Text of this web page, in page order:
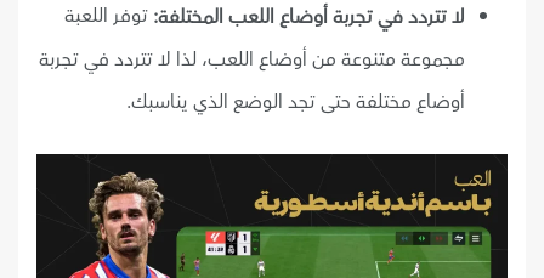
لا تتردد في تجربة أوضاع اللعب المختلفة: توفر اللعبة
مجموعة متنوعة من أوضاع اللعب، لذا لا تتردد في تجربة
أوضاع مختلفة حتى تجد الوضع الذي يناسبك.